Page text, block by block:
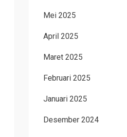
Mei 2025
April 2025
Maret 2025
Februari 2025
Januari 2025
Desember 2024